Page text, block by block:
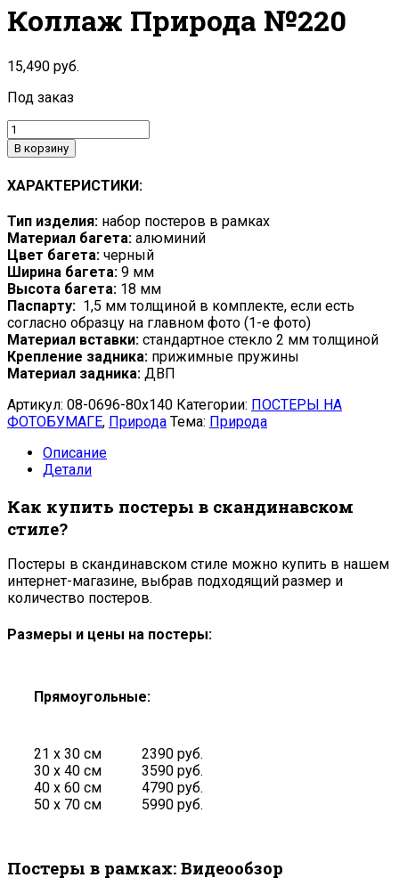
Коллаж Природа №220
15,490 руб.
Под заказ
В корзину
ХАРАКТЕРИСТИКИ:
Тип изделия: набор постеров в рамках
Материал багета: алюминий
Цвет багета: черный
Ширина багета: 9 мм
Высота багета: 18 мм
Паспарту: 1,5 мм толщиной в комплекте, если есть
согласно образцу на главном фото (1-е фото)
Материал вставки: стандартное стекло 2 мм толщиной
Крепление задника: прижимные пружины
Материал задника: ДВП
Артикул: 08-0696-80x140 Категории: ПОСТЕРЫ НА
ФОТОБУМАГЕ, Природа Тема: Природа
Описание
Детали
Как купить постеры в скандинавском
стиле?
Постеры в скандинавском стиле можно купить в нашем
интернет-магазине, выбрав подходящий размер и
количество постеров.
Размеры и цены на постеры:
Прямоугольные:
21 х 30 см
30 х 40 см
40 х 60 см
50 х 70 см
2390 руб.
3590 руб.
4790 руб.
5990 руб.
Постеры в рамках: Видеообзор